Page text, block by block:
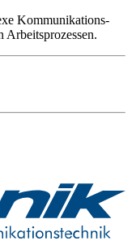
Kommunikations-
Arbeitsprozessen.